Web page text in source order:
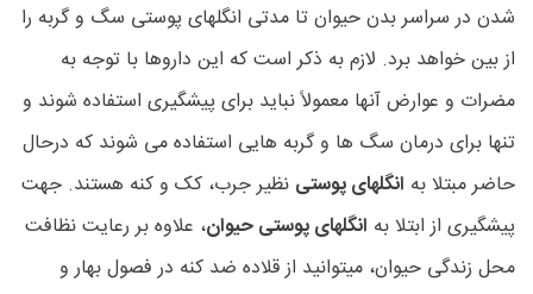
شدن در سراسر بدن حیوان تا مدتی انگلهای پوستی سگ و گربه را
از بین خواهد برد. لازم به ذکر است که این داروها با توجه به
مضرات و عوارض آنها معمولاً نباید برای پیشگیری استفاده شوند و
تنها برای درمان سگ ها و گربه هایی استفاده می شوند که درحال
حاضر مبتلا به انگلهای پوستی نظیر جرب، کک و کنه هستند. جهت
پیشگیری از ابتلا به انگلهای پوستی حیوان، علاوه بر رعایت نظافت
محل زندگی حیوان، میتوانید از قلاده ضد کنه در فصول بهار و